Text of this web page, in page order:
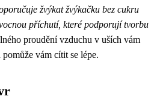
žvýkat žvýkačku bez cukru
příchutí, které podporují tvorbu
proudění vzduchu v uších vám
vám cítit se lépe.